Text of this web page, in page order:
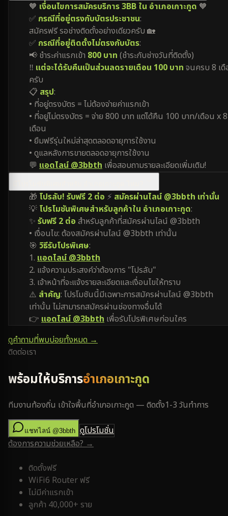
🧡 เงื่อนไขการสมัครบริการ 3BB ใน อำเภอเกาะกูด 🧡
✅ กรณีที่อยู่ตรงกับบัตรประชาชน:
สมัครฟรี รอช่างติดตั้งอย่างเดียวครับ 🏡
✅ กรณีที่อยู่ติดตั้งไม่ตรงกับบัตร:
📢 ชำระค่าแรกเข้า 800 บาท (ชำระกับช่างวันที่ติดตั้ง)
‼️ แต่จะได้รับคืนเป็นส่วนลดรายเดือน 100 บาท จนครบ 8 เ
ครับ
📋 สรุป:
• ที่อยู่ตรงบัตร = ไม่ต้องจ่ายค่าแรกเข้า
• ที่อยู่ไม่ตรงบัตร = จ่าย 800 บาท แต่ได้คืน 100 บาท/เดือน x 8
เดือน
• ยืมฟรีรุ่นใหม่ล่าสุดตลอดอายุการใช้งาน
• ดูแลหลังการขายตลอดอายุการใช้งาน
💬 แอดไลน์ @3bbth เพื่อสอบถามรายละเอียดเพิ่มเติม!
🎁 โปรลับ! รับฟรี 2 ต่อ ⚡ สมัครผ่านไลน์ @3bbth เท่านั้น
💡 โปรโมชันพิเศษสำหรับลูกค้าใน อำเภอเกาะกูด:
✨ รับฟรี 2 ต่อ สำหรับลูกค้าที่สมัครผ่านไลน์ @3bbth
• เงื่อนไข: ต้องสมัครผ่านไลน์ @3bbth เท่านั้น
🎯 วิธีรับโปรพิเศษ:
1. แอดไลน์ @3bbth
2. แจ้งความประสงค์ว่าต้องการ "โปรลับ"
3. เจ้าหน้าที่จะแจ้งรายละเอียดและเงื่อนไขให้ทราบ
⚠️ สำคัญ: โปรโมชันนี้มีเฉพาะการสมัครผ่านไลน์ @3bbth
เท่านั้น ไม่สามารถสมัครผ่านช่องทางอื่นได้
👉 แอดไลน์ @3bbth เพื่อรับโปรพิเศษก่อนใคร
ดูคำถามที่พบบ่อยทั้งหมด →
ติดต่อเรา
พร้อมให้บริการอำเภอเกาะกูด
ทีมงานท้องถิ่น เข้าใจพื้นที่อำเภอเกาะกูด — ติดตั้ง1-3 วันทำการ
แชทไลน์ @3bbth ดูโปรโมชั่น
ต้องการความช่วยเหลือ? →
ติดตั้งฟรี
WiFi6 Router ฟรี
ไม่มีค่าแรกเข้า
ลูกค้า 40,000+ ราย